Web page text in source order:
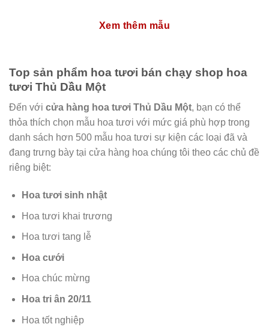
Xem thêm mẫu
Top sản phẩm hoa tươi bán chạy shop hoa
tươi Thủ Dầu Một
Đến với cửa hàng hoa tươi Thủ Dầu Một, bạn có thể
thỏa thích chọn mẫu hoa tươi với mức giá phù hợp trong
danh sách hơn 500 mẫu hoa tươi sự kiện các loại đã và
đang trưng bày tại cửa hàng hoa chúng tôi theo các chủ đề
riêng biệt:
Hoa tươi sinh nhật
Hoa tươi khai trương
Hoa tươi tang lễ
Hoa cưới
Hoa chúc mừng
Hoa tri ân 20/11
Hoa tốt nghiệp